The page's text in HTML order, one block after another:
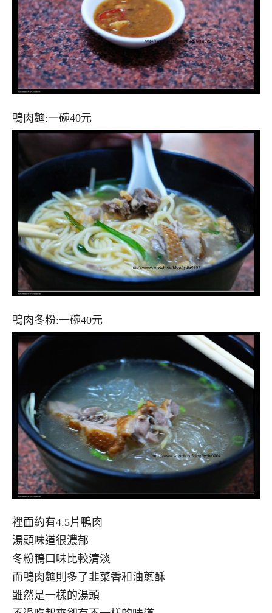
鴨肉麵:一碗40元
鴨肉冬粉:一碗40元
裡面約有4.5片鴨肉
湯頭味道很濃郁
冬粉鴨口味比較清淡
而鴨肉麵則多了韭菜香和油蔥酥
雖然是一樣的湯頭